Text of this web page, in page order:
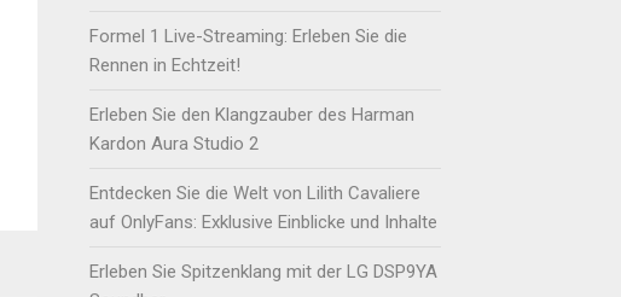
Formel 1 Live-Streaming: Erleben Sie die
Rennen in Echtzeit!
Erleben Sie den Klangzauber des Harman
Kardon Aura Studio 2
Entdecken Sie die Welt von Lilith Cavaliere
auf OnlyFans: Exklusive Einblicke und Inhalte
Erleben Sie Spitzenklang mit der LG DSP9YA